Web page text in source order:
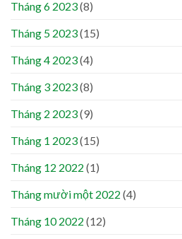
Tháng 6 2023(8)
Tháng 5 2023(15)
Tháng 4 2023(4)
Tháng 3 2023(8)
Tháng 2 2023(9)
Tháng 1 2023(15)
Tháng 12 2022 (1)
Tháng mười một 2022 (4)
Tháng 10 2022 (12)